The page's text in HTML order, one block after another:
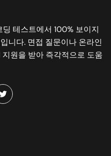
테스트에서 100% 보이지
니다. 면접 질문이나 온라인
원을 받아 즉각적으로 도움
twitter